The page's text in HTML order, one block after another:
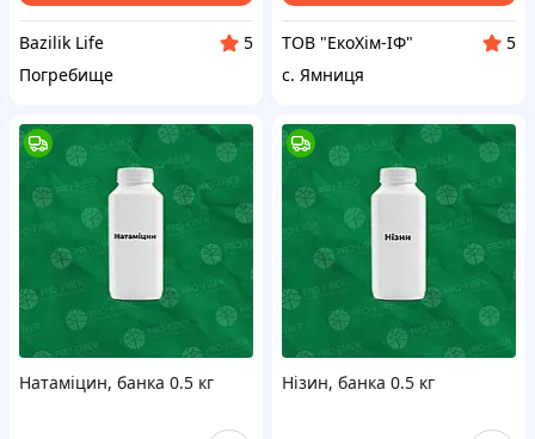
Bazilik Life
5
Погребище
ТОВ "ЕкоХім-ІФ"
5
с. Ямниця
Натаміцин, банка 0.5 кг Нізин, банка 0.5 кг